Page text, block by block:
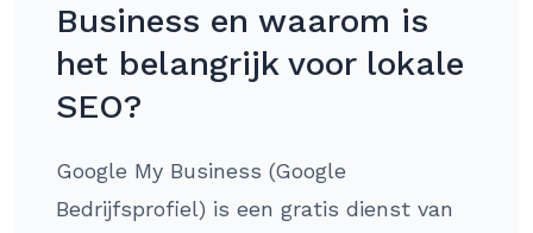
Business en waarom is
het belangrijk voor lokale
SEO?
Google My Business (Google
Bedrijfsprofiel) is een gratis dienst van